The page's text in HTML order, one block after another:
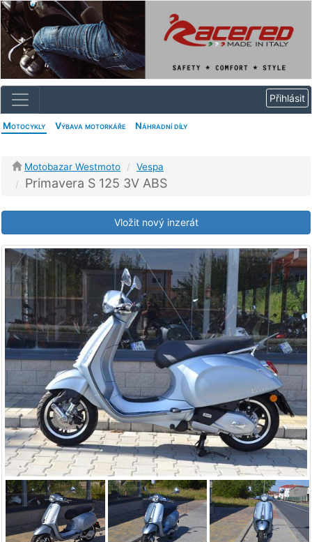
Motocykly Výbava motorkáře Náhradní díly
Motobazar Westmoto Vespa
Primavera S 125 3V ABS
Vložit nový inzerát